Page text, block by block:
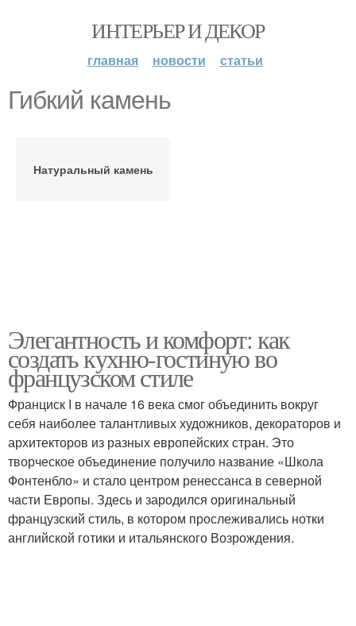
ИНТЕРЬЕР И ДЕКОР
главная новости статьи
Гибкий камень
Натуральный камень
Элегантность и комфорт: как
создать кухню-гостиную во
французском стиле
Франциск I в начале 16 века смог объединить вокруг
себя наиболее талантливых художников, декораторов и
архитекторов из разных европейских стран. Это
творческое объединение получило название «Школа
Фонтенбло» и стало центром ренессанса в северной
части Европы. Здесь и зародился оригинальный
французский стиль, в котором прослеживались нотки
английской готики и итальянского Возрождения.